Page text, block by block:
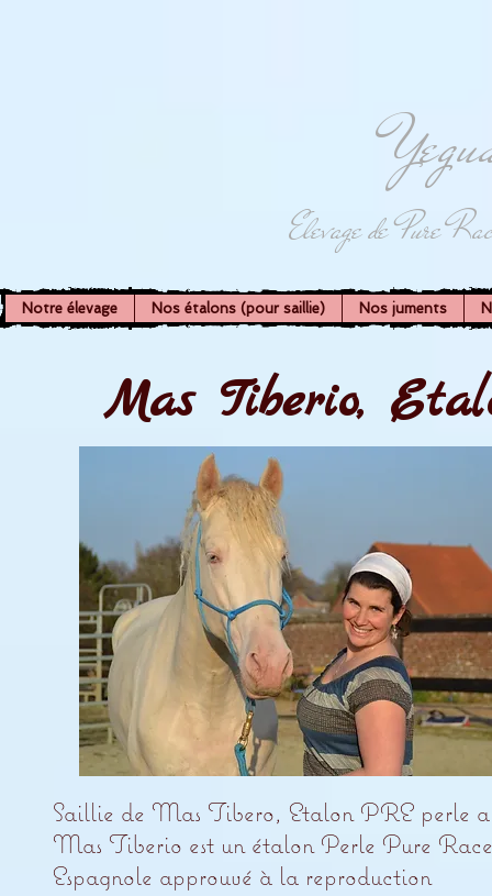
Elevage de Pure
Notre élevage Nos étalons (pour saillie) Nos juments
Mas Tiberio,
Saillie de Mas Tibero, Etalon PRE perle
Mas Tiberio est un étalon Perle Pure Race
Espagnole approuvé à la reproduction